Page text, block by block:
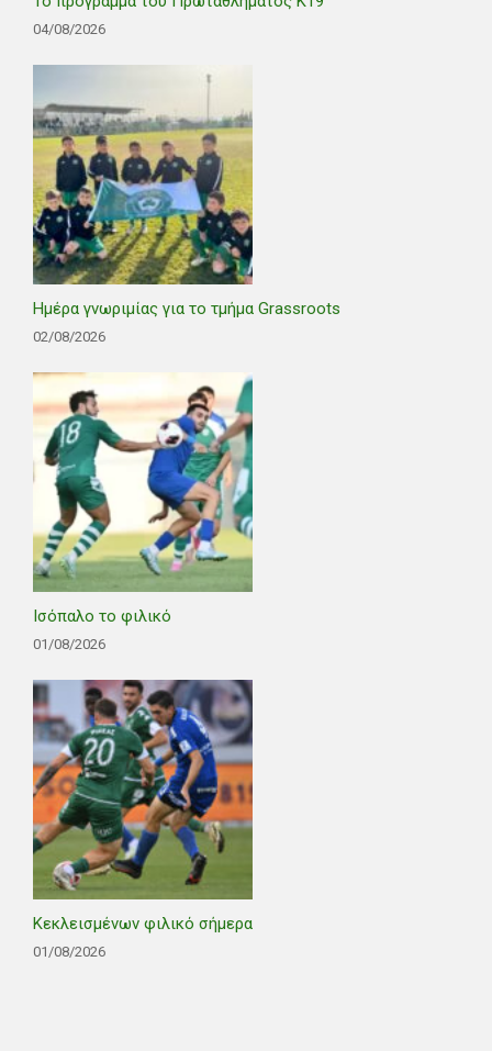
04/08/2026
Ημέρα γνωριμίας για το τμήμα Grassroots
02/08/2026
Ισόπαλο το φιλικό
01/08/2026
Κεκλεισμένων φιλικό σήμερα
01/08/2026